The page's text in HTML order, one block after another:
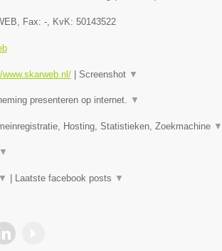
, Fax: -, KvK: 50143522
www.skarweb.nl/| Screenshot ▼
presenteren op internet. ▼
Hosting, Statistieken, Zoekmachine ▼
▼
▼ Laatste facebook posts ▼